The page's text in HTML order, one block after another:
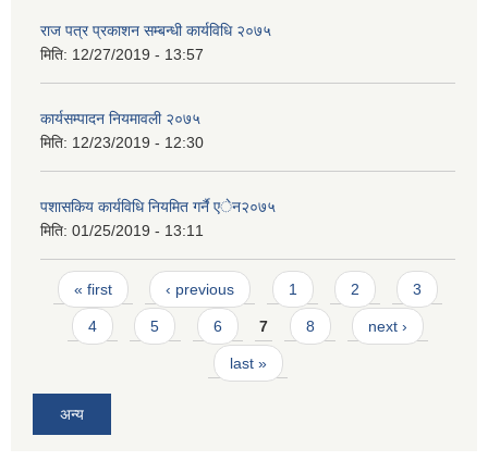
राज पत्र प्रकाशन सम्बन्धी कार्यविधि २०७५
मिति: 12/27/2019 - 13:57
कार्यसम्पादन नियमावली २०७५
मिति: 12/23/2019 - 12:30
पशासकिय कार्यविधि नियमित गर्नै एेन२०७५
मिति: 01/25/2019 - 13:11
Pages
« first ‹ previous 1 2 3
4 5 6 7 8 next ›
last »
अन्य